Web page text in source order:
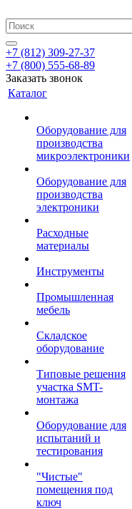
+7 (812) 309-27-37
+7 (800) 555-68-89
Заказать звонок
Каталог
Оборудование для
производства
микроэлектроники
Оборудование для
производства
электроники
Расходные
материалы
Инструменты
Промышленная
мебель
Складское
оборудование
Типовые решения
участка SMT-
монтажа
Оборудование для
испытаний и
тестирования
"Чистые"
помещения под
ключ